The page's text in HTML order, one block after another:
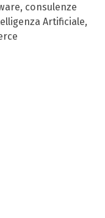
consulenze
Artificiale,